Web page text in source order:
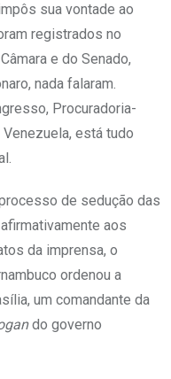
sua vontade ao
registrados no
e do Senado,
nada falaram.
Procuradoria-
está tudo
de sedução das
aos
da imprensa, o
ordenou a
um comandante da
do governo